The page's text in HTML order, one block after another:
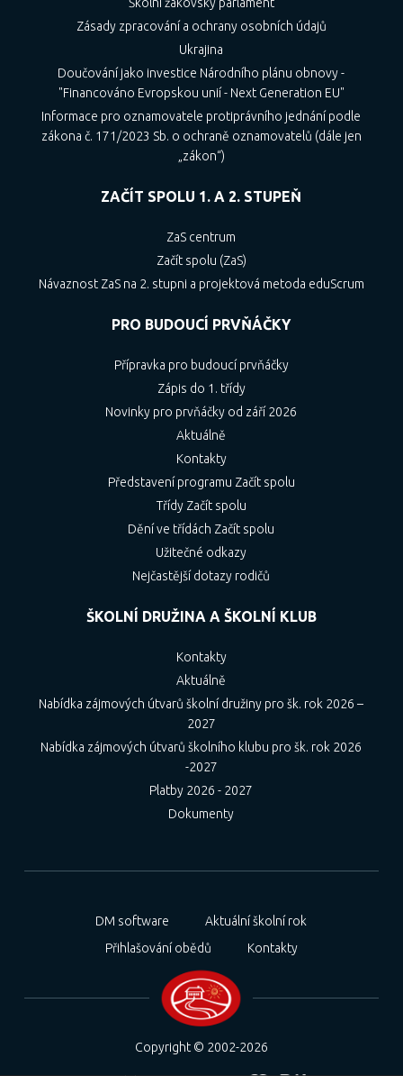
Školní žákovský parlament
Zásady zpracování a ochrany osobních údajů
Ukrajina
Doučování jako investice Národního plánu obnovy -
"Financováno Evropskou unií - Next Generation EU"
Informace pro oznamovatele protiprávního jednání podle
zákona č. 171/2023 Sb. o ochraně oznamovatelů (dále jen
„zákon“)
ZAČÍT SPOLU 1. A 2. STUPEŇ
ZaS centrum
Začít spolu (ZaS)
Návaznost ZaS na 2. stupni a projektová metoda eduScrum
PRO BUDOUCÍ PRVŇÁČKY
Přípravka pro budoucí prvňáčky
Zápis do 1. třídy
Novinky pro prvňáčky od září 2026
Aktuálně
Kontakty
Představení programu Začít spolu
Třídy Začít spolu
Dění ve třídách Začít spolu
Užitečné odkazy
Nejčastější dotazy rodičů
ŠKOLNÍ DRUŽINA A ŠKOLNÍ KLUB
Kontakty
Aktuálně
Nabídka zájmových útvarů školní družiny pro šk. rok 2026 –
2027
Nabídka zájmových útvarů školního klubu pro šk. rok 2026
-2027
Platby 2026 - 2027
Dokumenty
DM software
Aktuální školní rok
Přihlašování obědů
Kontakty
Copyright © 2002-2026